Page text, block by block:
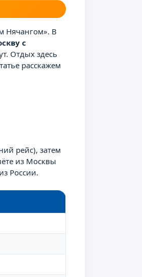
Нячангом». В
с
Отдых здесь
расскажем
рейс), затем
из Москвы
России.